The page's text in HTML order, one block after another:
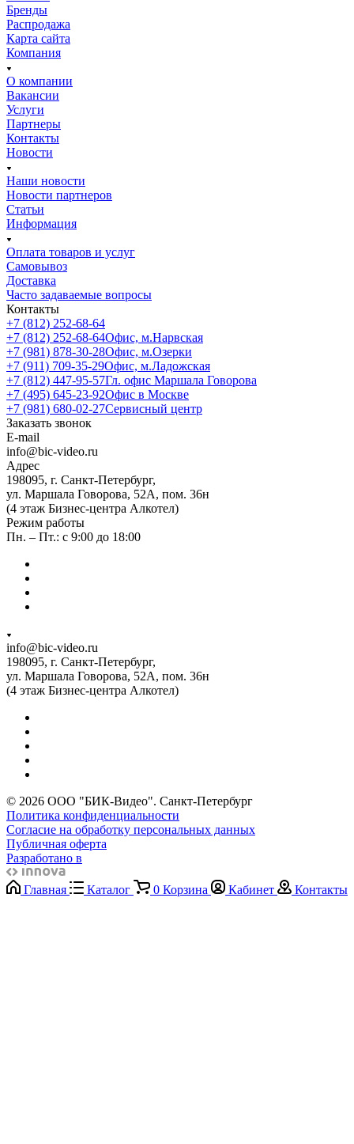
Бренды
Распродажа
Карта сайта
Компания
О компании
Вакансии
Услуги
Партнеры
Контакты
Новости
Наши новости
Новости партнеров
Статьи
Информация
Оплата товаров и услуг
Самовывоз
Доставка
Часто задаваемые вопросы
Контакты
+7 (812) 252-68-64
+7 (812) 252-68-64Офис, м.Нарвская
+7 (981) 878-30-28Офис, м.Озерки
+7 (911) 709-35-29Офис, м.Ладожская
+7 (812) 447-95-57Гл. офис Маршала Говорова
+7 (495) 645-23-92Офис в Москве
+7 (981) 680-02-27Сервисный центр
Заказать звонок
E-mail
info@bic-video.ru
Адрес
198095, г. Санкт-Петербург,
ул. Маршала Говорова, 52А, пом. 36н
(4 этаж Бизнес-центра Алкотел)
Режим работы
Пн. – Пт.: с 9:00 до 18:00
info@bic-video.ru
198095, г. Санкт-Петербург,
ул. Маршала Говорова, 52А, пом. 36н
(4 этаж Бизнес-центра Алкотел)
© 2026 ООО "БИК-Видео". Санкт-Петербург
Политика конфиденциальности
Согласие на обработку персональных данных
Публичная оферта
Разработано в
Главная Каталог 0 Корзина Кабинет Контакты